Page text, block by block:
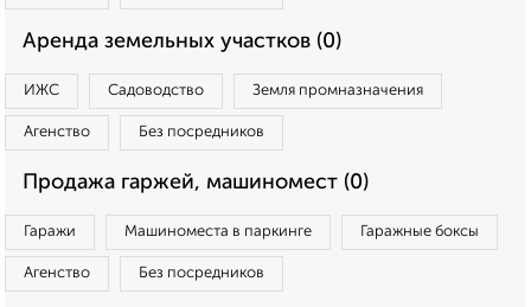
Аренда земельных участков (0)
ИЖС Садоводство Земля промназначения
Агенство Без посредников
Продажа гаржей, машиномест (0)
Гаражи Машиноместа в паркинге Гаражные боксы
Агенство Без посредников